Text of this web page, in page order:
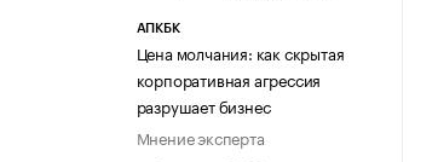
АПКБК
Цена молчания: как скрытая
корпоративная агрессия
разрушает бизнес
Мнение эксперта